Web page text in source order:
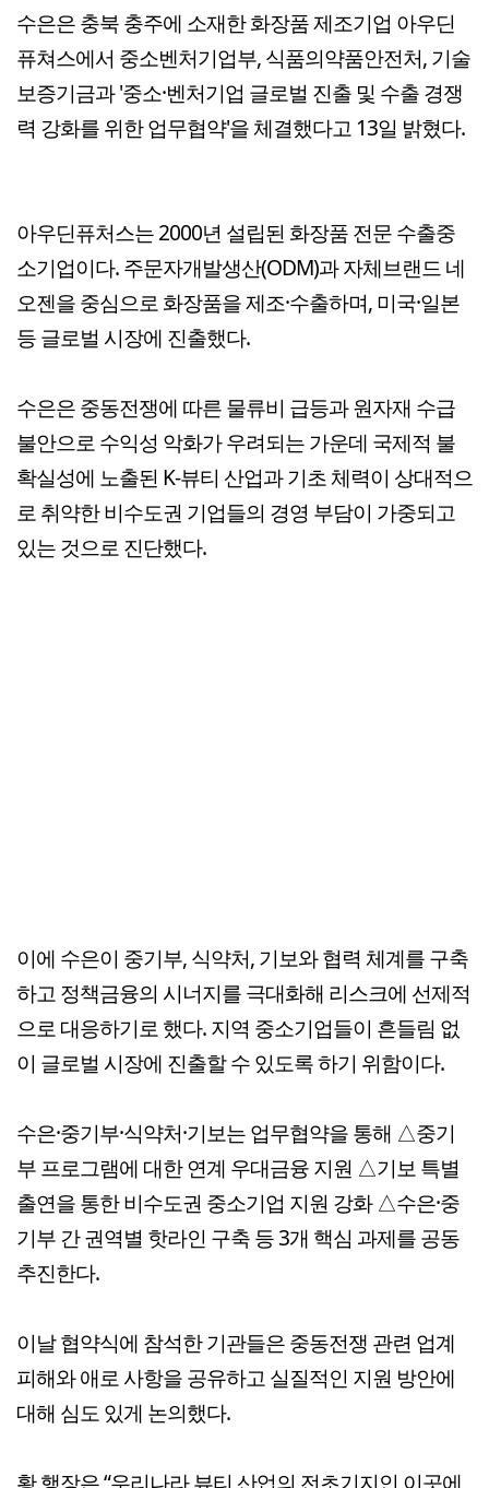
수은은 충북 충주에 소재한 화장품 제조기업 아우딘
퓨쳐스에서 중소벤처기업부, 식품의약품안전처, 기술
보증기금과 '중소·벤처기업 글로벌 진출 및 수출 경쟁
력 강화를 위한 업무협약'을 체결했다고 13일 밝혔다.
아우딘퓨처스는 2000년 설립된 화장품 전문 수출중
소기업이다. 주문자개발생산(ODM)과 자체브랜드 네
오젠을 중심으로 화장품을 제조·수출하며, 미국·일본
등 글로벌 시장에 진출했다.
수은은 중동전쟁에 따른 물류비 급등과 원자재 수급
불안으로 수익성 악화가 우려되는 가운데 국제적 불
확실성에 노출된 K-뷰티 산업과 기초 체력이 상대적으
로 취약한 비수도권 기업들의 경영 부담이 가중되고
있는 것으로 진단했다.
이에 수은이 중기부, 식약처, 기보와 협력 체계를 구축
하고 정책금융의 시너지를 극대화해 리스크에 선제적
으로 대응하기로 했다. 지역 중소기업들이 흔들림 없
이 글로벌 시장에 진출할 수 있도록 하기 위함이다.
수은·중기부·식약처·기보는 업무협약을 통해 △중기
부 프로그램에 대한 연계 우대금융 지원 △기보 특별
출연을 통한 비수도권 중소기업 지원 강화 △수은·중
기부 간 권역별 핫라인 구축 등 3개 핵심 과제를 공동
추진한다.
이날 협약식에 참석한 기관들은 중동전쟁 관련 업계
피해와 애로 사항을 공유하고 실질적인 지원 방안에
대해 심도 있게 논의했다.
황 행장은 “우리나라 뷰티 산업의 전초기지인 이곳에